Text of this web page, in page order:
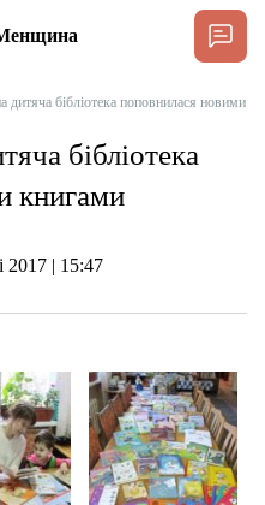
дитяча бібліотека поповнилася новими
бібліотека
книгами
2017 | 15:47